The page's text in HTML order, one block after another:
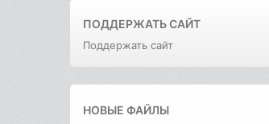
ПОДДЕРЖАТЬ САЙТ
Поддержать сайт
НОВЫЕ ФАЙЛЫ